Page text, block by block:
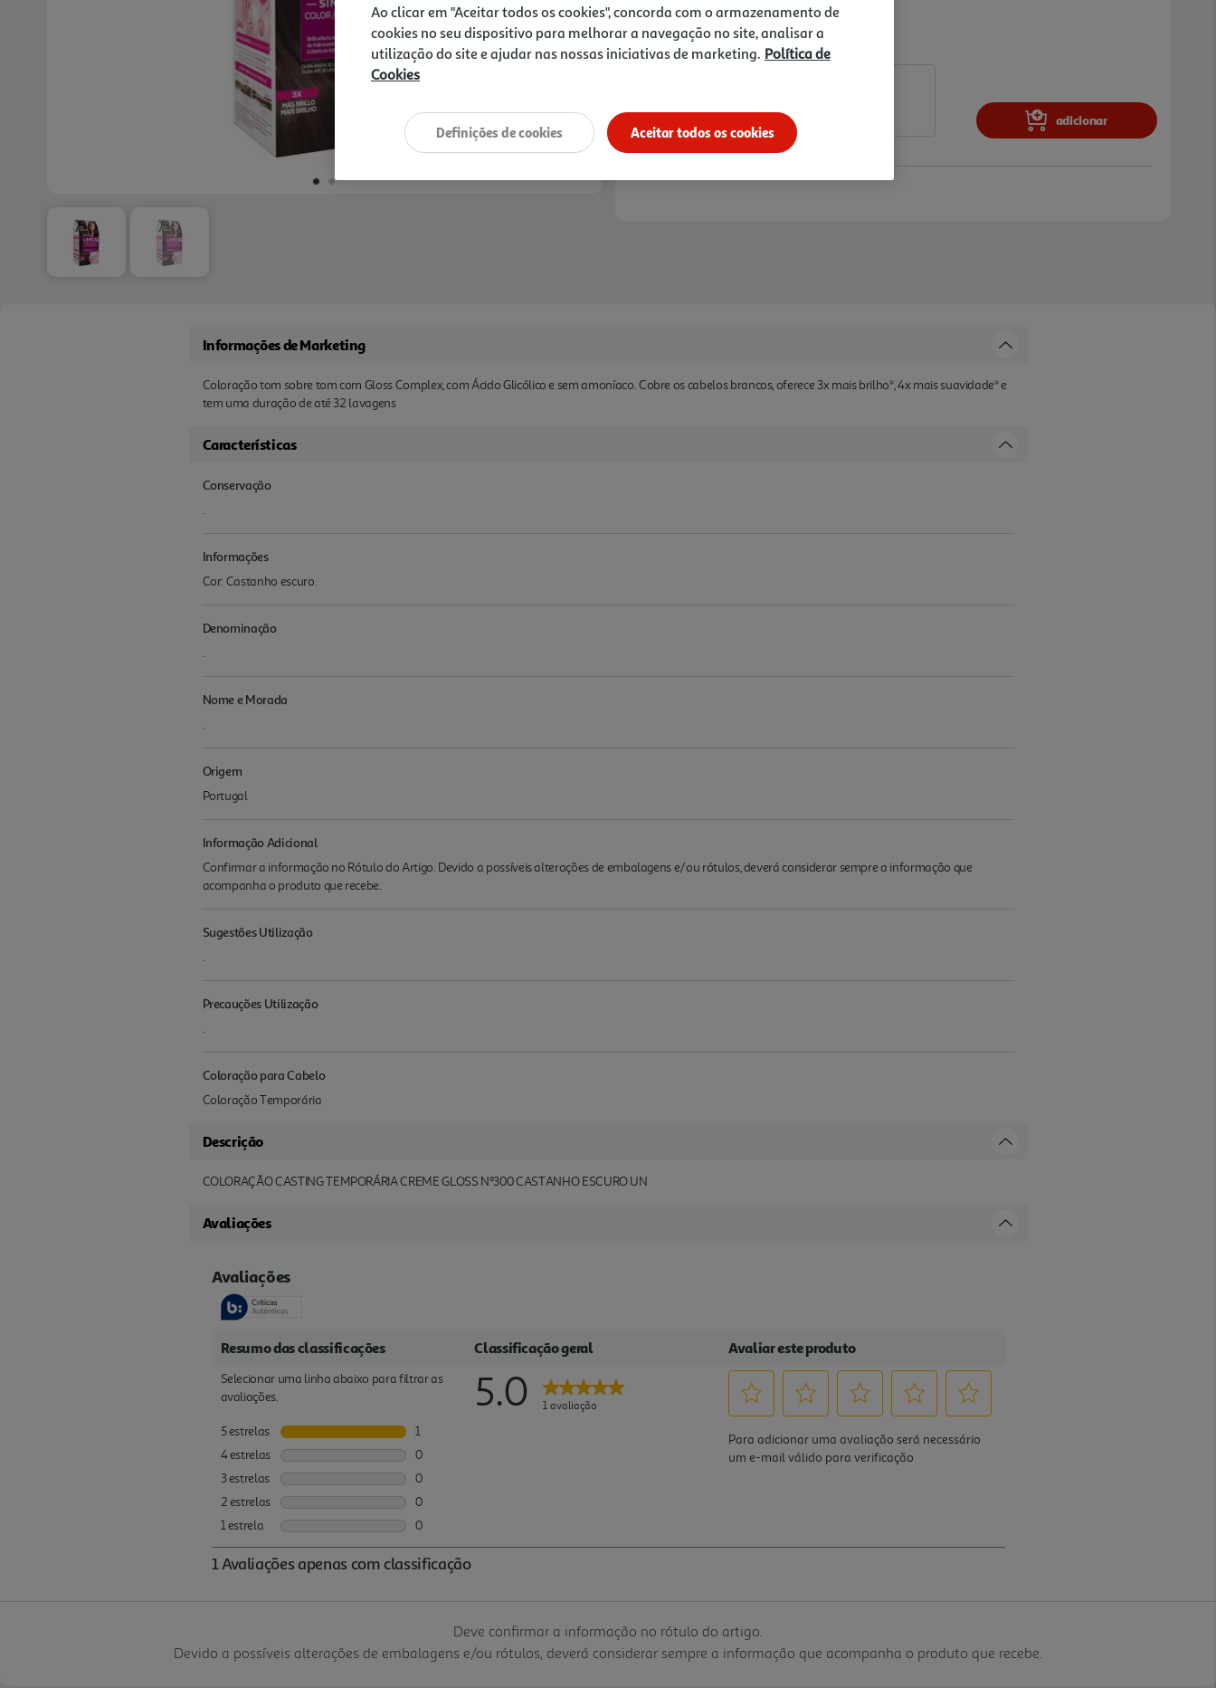
Notas de preparação
adicionar
Informações de Marketing
Coloração tom sobre tom com Gloss Complex, com Ácido Glicólico e sem amoníaco. Cobre os cabelos brancos, oferece 3x mais brilho*, 4x mais suavidade* e
tem uma duração de até 32 lavagens
Características
Conservação
.
Informações
Cor: Castanho escuro.
Denominação
.
Nome e Morada
.
Origem
Portugal
Informação Adicional
Confirmar a informação no Rótulo do Artigo. Devido a possíveis alterações de embalagens e/ou rótulos, deverá considerar sempre a informação que
acompanha o produto que recebe.
Sugestões Utilização
.
Precauções Utilização
.
Coloração para Cabelo
Coloração Temporária
Descrição
COLORAÇÃO CASTING TEMPORÁRIA CREME GLOSS Nº300 CASTANHO ESCURO UN
Avaliações
Deve confirmar a informação no rótulo do artigo.
Devido a possíveis alterações de embalagens e/ou rótulos, deverá considerar sempre a informação que acompanha o produto que recebe.
Ao clicar em "Aceitar todos os cookies", concorda com o armazenamento de
cookies no seu dispositivo para melhorar a navegação no site, analisar a
utilização do site e ajudar nas nossas iniciativas de marketing. Política de
Cookies
Aceitar todos os cookies
Definições de cookies